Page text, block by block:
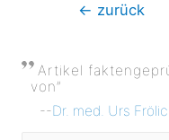
← zurück
Artikel
von”
--Dr. med. Urs